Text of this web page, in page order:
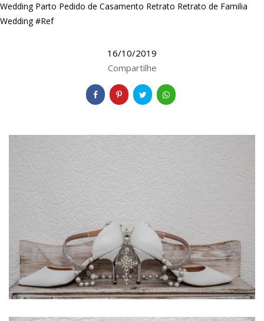
Wedding Parto Pedido de Casamento Retrato Retrato de Familia
Wedding #Ref
16/10/2019
Compartilhe